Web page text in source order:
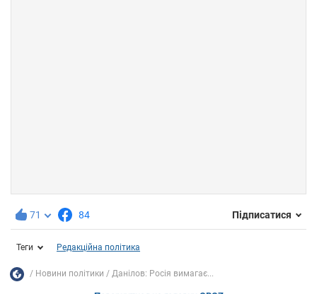
71 84 Підписатися
Теги Редакційна політика
Новини політики Данілов: Росія вимагає...